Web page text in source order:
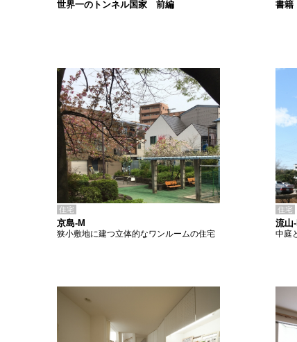
書籍
世界一のトンネル国家 前編
住宅
京島-M
狭小敷地に建つ立体的なワンルームの住宅
住宅
流山
中庭